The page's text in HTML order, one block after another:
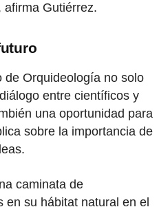
afirma Gutiérrez.
de Orquideología no solo
entre científicos y
una oportunidad para
sobre la importancia de
caminata de
en su hábitat natural en el